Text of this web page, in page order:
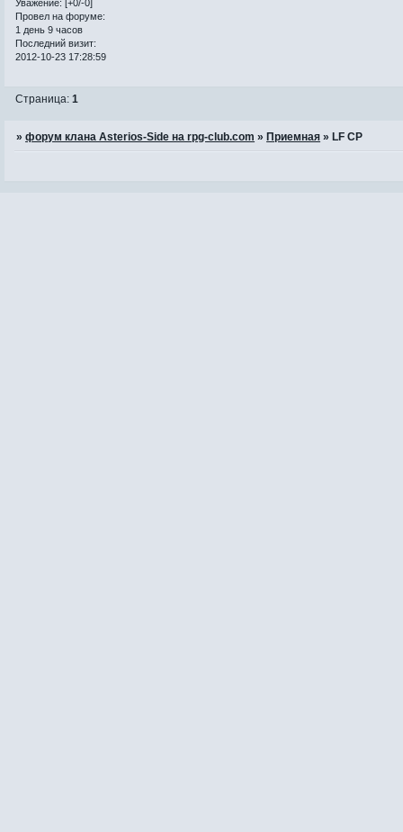
Уважение: [+0/-0]
Провел на форуме:
1 день 9 часов
Последний визит:
2012-10-23 17:28:59
Страница:1
»форум клана Asterios-Side на rpg-club.com » Приемная » LF CP